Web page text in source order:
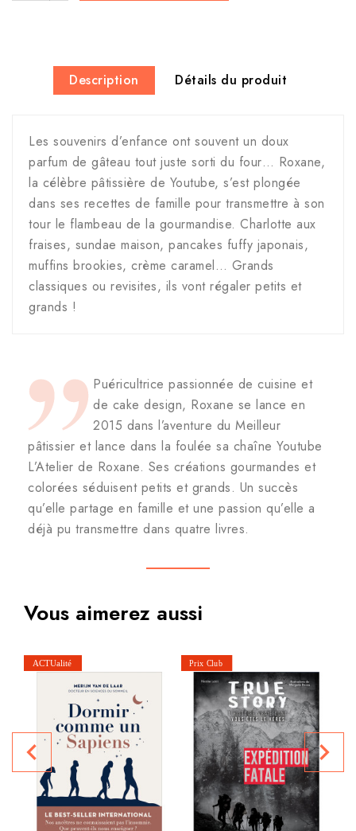
Description Détails du produit
Les souvenirs d’enfance ont souvent un doux
parfum de gâteau tout juste sorti du four… Roxane,
la célèbre pâtissière de Youtube, s’est plongée
dans ses recettes de famille pour transmettre à son
tour le flambeau de la gourmandise. Charlotte aux
fraises, sundae maison, pancakes fuffy japonais,
muffins brookies, crème caramel… Grands
classiques ou revisites, ils vont régaler petits et
grands !
Puéricultrice passionnée de cuisine et
de cake design, Roxane se lance en
2015 dans l’aventure du Meilleur
pâtissier et lance dans la foulée sa chaîne Youtube
L’Atelier de Roxane. Ses créations gourmandes et
colorées séduisent petits et grands. Un succès
qu’elle partage en famille et une passion qu’elle a
déjà pu transmettre dans quatre livres.
Vous aimerez aussi
navigate_before navigate_next